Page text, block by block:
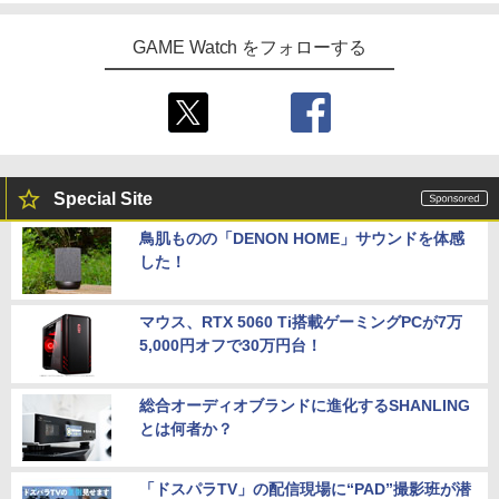
GAME Watch をフォローする
Special Site
鳥肌ものの「DENON HOME」サウンドを体感
した！
マウス、RTX 5060 Ti搭載ゲーミングPCが7万
5,000円オフで30万円台！
総合オーディオブランドに進化するSHANLING
とは何者か？
「ドスパラTV」の配信現場に“PAD”撮影班が潜